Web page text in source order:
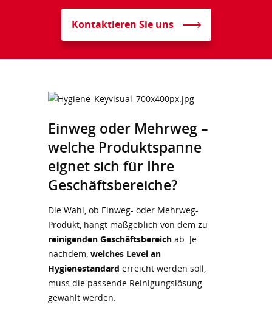
Kontaktieren Sie uns
Einweg oder Mehrweg –
welche Produktspanne
eignet sich für Ihre
Geschäftsbereiche?
Die Wahl, ob Einweg- oder Mehrweg-
Produkt, hängt maßgeblich von dem zu
reinigenden Geschäftsbereich ab. Je
nachdem, welches Level an
Hygienestandard erreicht werden soll,
muss die passende Reinigungslösung
gewählt werden.